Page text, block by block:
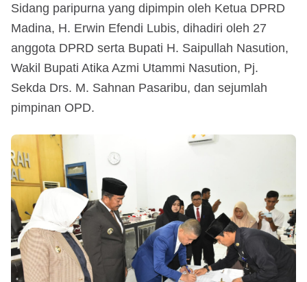
Sidang paripurna yang dipimpin oleh Ketua DPRD
Madina, H. Erwin Efendi Lubis, dihadiri oleh 27
anggota DPRD serta Bupati H. Saipullah Nasution,
Wakil Bupati Atika Azmi Utammi Nasution, Pj.
Sekda Drs. M. Sahnan Pasaribu, dan sejumlah
pimpinan OPD.